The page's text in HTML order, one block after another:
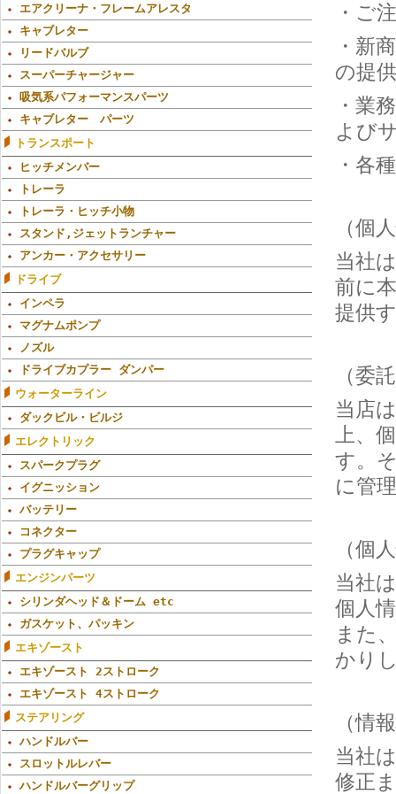
エアクリーナ・フレームアレスタ
キャブレター
リードバルブ
スーパーチャージャー
吸気系パフォーマンスパーツ
キャブレター パーツ
トランスポート
ヒッチメンバー
トレーラ
トレーラ・ヒッチ小物
スタンド,ジェットランチャー
アンカー・アクセサリー
ドライブ
インペラ
マグナムポンプ
ノズル
ドライブカプラー ダンパー
ウォーターライン
ダックビル・ビルジ
エレクトリック
スパークプラグ
イグニッション
バッテリー
コネクター
プラグキャップ
エンジンパーツ
シリンダヘッド＆ドーム etc
ガスケット、パッキン
エキゾースト
エキゾースト 2ストローク
エキゾースト 4ストローク
ステアリング
ハンドルバー
スロットルレバー
ハンドルバーグリップ
・ご
・新
の提供
・業
よび
・各
（個
当社
前に
提供
（委
当店
上、
す。
に管
（個
当社
個人
また
かり
（情
当社
修正